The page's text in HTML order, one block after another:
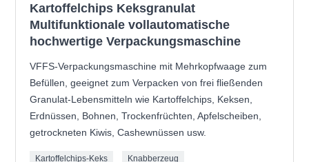
Kartoffelchips Keksgranulat
Multifunktionale vollautomatische
hochwertige Verpackungsmaschine
VFFS-Verpackungsmaschine mit Mehrkopfwaage zum
Befüllen, geeignet zum Verpacken von frei fließenden
Granulat-Lebensmitteln wie Kartoffelchips, Keksen,
Erdnüssen, Bohnen, Trockenfrüchten, Apfelscheiben,
getrockneten Kiwis, Cashewnüssen usw.
Kartoffelchips-Keks Knabberzeug